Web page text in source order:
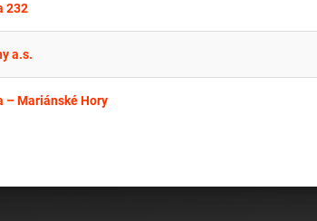
232
a.s.
– Mariánské Hory